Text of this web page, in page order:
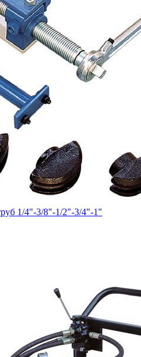
1/4"-3/8"-1/2"-3/4"-1"